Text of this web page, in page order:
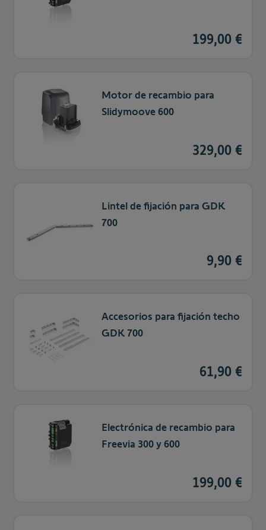
199,00 €
Motor de recambio para
Slidymoove 600
329,00 €
Lintel de fijación para GDK
700
9,90 €
Accesorios para fijación techo
GDK 700
61,90 €
Electrónica de recambio para
Freevia 300 y 600
199,00 €